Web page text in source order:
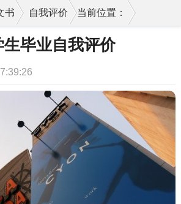
当前位置：
书 自我评价
生毕业自我评价